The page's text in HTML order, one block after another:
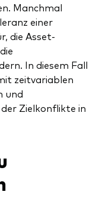
Manchmal
einer
die Asset-
In diesem Fall
zeitvariablen
und
Zielkonflikte in